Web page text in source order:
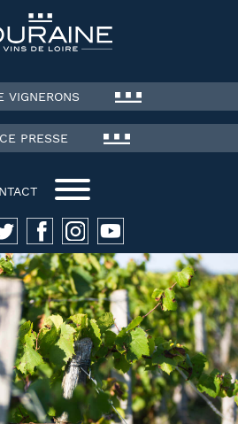
VIGNERONS
PRESSE